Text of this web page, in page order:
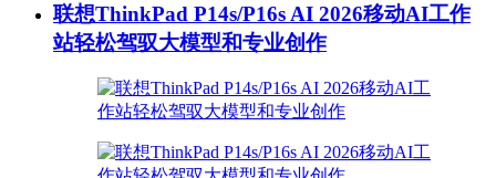
联想ThinkPad P14s/P16s AI 2026移动AI工作
站轻松驾驭大模型和专业创作